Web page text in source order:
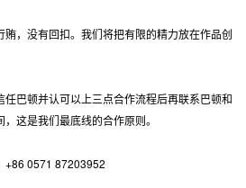
，没有回扣。我们将把有限的精力放在作品创
巴顿并认可以上三点合作流程后再联系巴顿和
这是我们最底线的合作原则。
+86 0571 87203952